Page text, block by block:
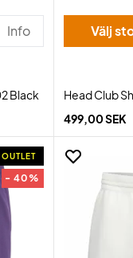
Info
Black
Välj
Head Club
499,00 SEK
OUTLET
- 40%